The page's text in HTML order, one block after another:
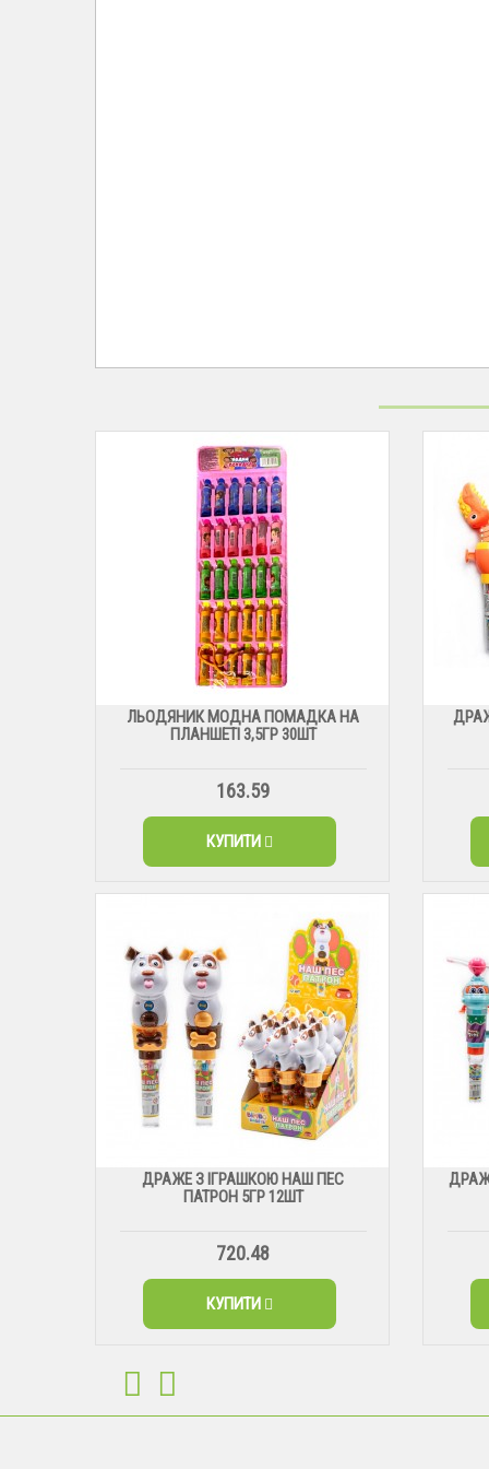
ЛЬОДЯНИК МОДНА ПОМАДКА НА
ПЛАНШЕТІ 3,5ГР 30ШТ
163.59
КУПИТИ
ДРАЖЕ З ІГРАШКОЮ НАШ ПЕС
ПАТРОН 5ГР 12ШТ
720.48
КУПИТИ